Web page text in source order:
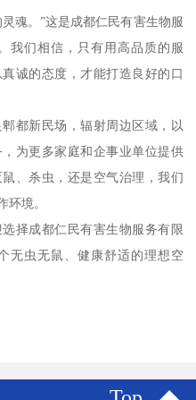
魂。”这是成都仁民有害生物服
我们相信，只有用高品质的服
诚的态度，才能打造良好的口
都新民场，辐射周边区域，以
为更多家庭和企事业单位提供
、杀虫，还是空气治理，我们
环境。
择成都仁民有害生物服务有限
无虫无鼠、健康舒适的理想空